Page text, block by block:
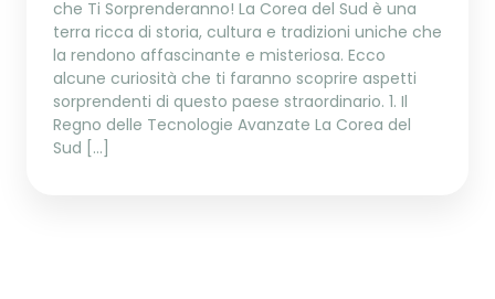
che Ti Sorprenderanno! La Corea del Sud è una
terra ricca di storia, cultura e tradizioni uniche che
la rendono affascinante e misteriosa. Ecco
alcune curiosità che ti faranno scoprire aspetti
sorprendenti di questo paese straordinario. 1. Il
Regno delle Tecnologie Avanzate La Corea del
Sud […]